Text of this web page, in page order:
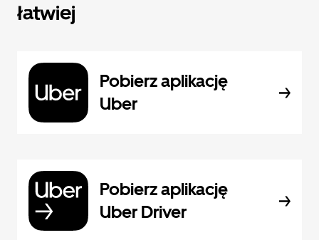
łatwiej
Pobierz aplikację
Uber
Pobierz aplikację
Uber Driver